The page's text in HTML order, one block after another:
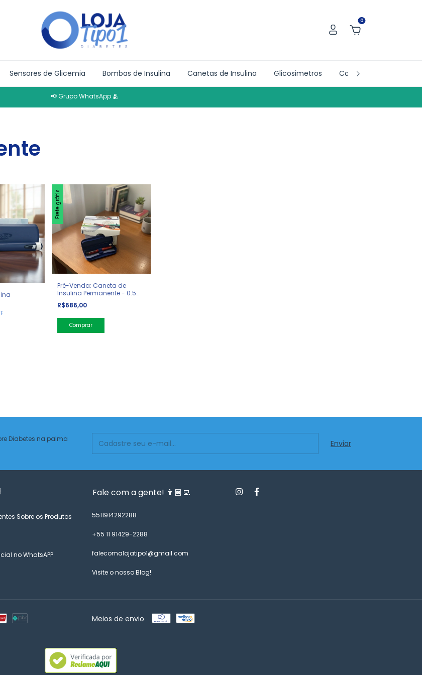
0
Sensores de Glicemia Bombas de Insulina Canetas de Insulina Glicosimetros Collab´s
📢 Grupo WhatsApp 🫂
Frete grátis
Pré-Venda: Caneta de
Insulina Permanente - 0.5
unidade
R$686,00
Diabetes na palma
Sobre os Produtos
no WhatsAPP
Fale com a gente! 👩🏿‍💻
5511914292288
+55 11 91429-2288
falecomalojatipo1@gmail.com
Visite o nosso Blog!
Meios de envio